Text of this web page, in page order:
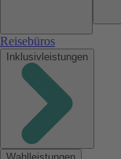
Reisebüros
Inklusivleistungen